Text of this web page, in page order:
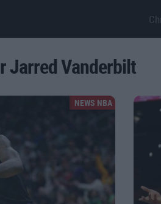
Jarred Vanderbilt
NEWS NBA